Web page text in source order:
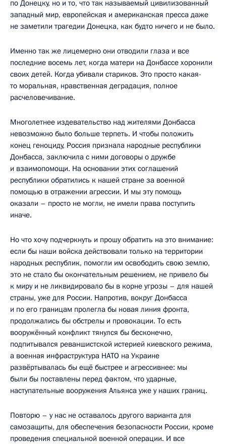
по Донецку, но и то, что так называемый цивилизованный
западный мир, европейская и американская пресса даже
не заметили трагедии Донецка, как будто ничего и не было.
Именно так же лицемерно они отводили глаза и все
последние восемь лет, когда матери на Донбассе хоронили
своих детей. Когда убивали стариков. Это просто какая-
то моральная, нравственная деградация, полное
расчеловечивание.
Многолетнее издевательство над жителями Донбасса
невозможно было больше терпеть. И чтобы положить
конец геноциду, Россия признала народные республики
Донбасса, заключила с ними договоры о дружбе
и взаимопомощи. На основании этих соглашений
республики обратились к нашей стране за военной
помощью в отражении агрессии. И мы эту помощь
оказали – просто не могли, не имели права поступить
иначе.
Но что хочу подчеркнуть и прошу обратить на это внимание:
если бы наши войска действовали только на территории
народных республик, помогли им освободить свою землю,
это не стало бы окончательным решением, не привело бы
к миру и не ликвидировало бы в корне угрозы – для нашей
страны, уже для России. Напротив, вокруг Донбасса
и по его границам пролегла бы новая линия фронта,
продолжались бы обстрелы и провокации. То есть
вооружённый конфликт тянулся бы бесконечно,
подпитывался реваншистской истерией киевского режима,
а военная инфраструктура НАТО на Украине
развёртывалась бы ещё быстрее и агрессивнее: мы
были бы поставлены перед фактом, что ударные,
наступательные вооружения Альянса уже у наших границ.
Повторю – у нас не оставалось другого варианта для
самозащиты, для обеспечения безопасности России, кроме
проведения специальной военной операции. И все